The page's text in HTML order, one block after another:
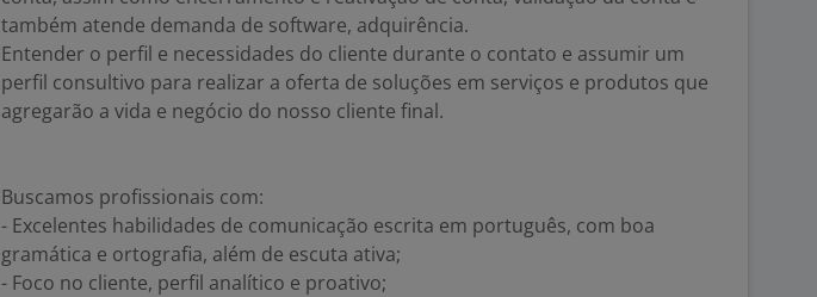
também atende demanda de software, adquirência.
Entender o perfil e necessidades do cliente durante o contato e assumir um
perfil consultivo para realizar a oferta de soluções em serviços e produtos que
agregarão a vida e negócio do nosso cliente final.
Buscamos profissionais com:
- Excelentes habilidades de comunicação escrita em português, com boa
gramática e ortografia, além de escuta ativa;
- Foco no cliente, perfil analítico e proativo;